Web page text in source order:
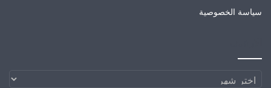
سياسة الخصوصية
الارشيف